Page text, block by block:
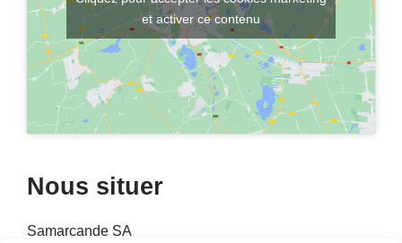
et activer ce contenu
Nous situer
Samarcande SA